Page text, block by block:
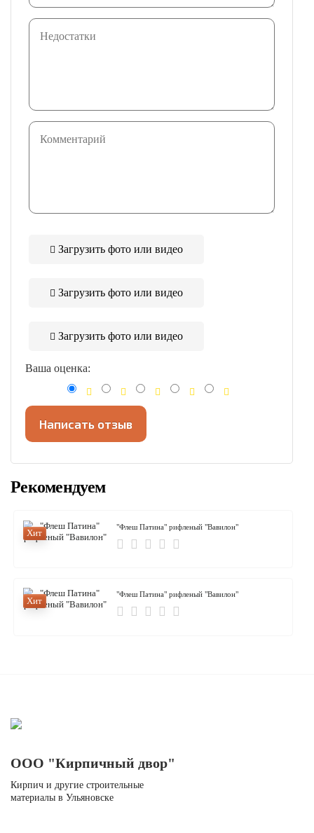
Загрузить фото или видео
Загрузить фото или видео
Загрузить фото или видео
Ваша оценка:
Написать отзыв
Рекомендуем
ООО "Кирпичный двор"
Кирпич и другие строительные
материалы в Ульяновске